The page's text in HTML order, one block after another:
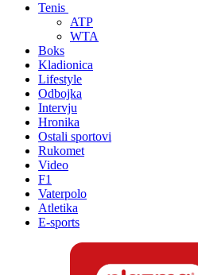
Tenis
ATP
WTA
Boks
Kladionica
Lifestyle
Odbojka
Intervju
Hronika
Ostali sportovi
Rukomet
Video
F1
Vaterpolo
Atletika
E-sports